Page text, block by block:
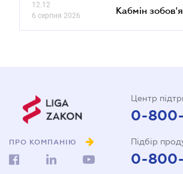
12.12
6 серпня 2026
Кабмін
ПРО КОМПАНІЮ
Центр
0-800-
Підбір
0-800-